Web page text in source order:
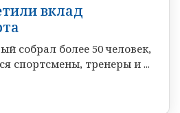
вклад
собрал более 50 человек,
спортсмены, тренеры и ...